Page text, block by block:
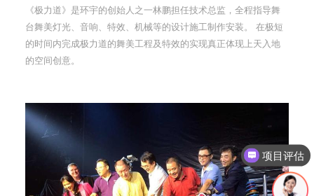
《极力道》是环宇的创始人之一林鹏担任技术总监，全程指导舞
台舞美灯光、音响、特效、机械等的设计施工制作安装。 在极短
的时间内完成极力道的舞美工程及特效的实现真正体现上天入地
的空间创意。
项目评估